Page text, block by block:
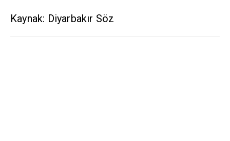
Kaynak: Diyarbakır Söz